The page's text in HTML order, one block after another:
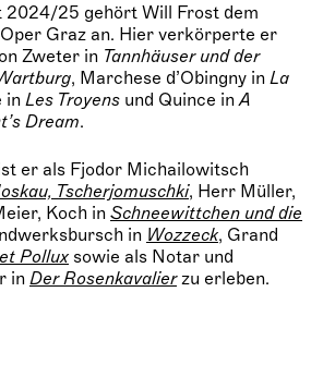
2024/25 gehört Will Frost dem
Graz an. Hier verkörperte er
Zweter in Tannhäuser und der
, Marchese d’Obingny in La
in Les Troyens und Quince inA
Dream.
er als Fjodor Michailowitsch
Tscherjomuschki, Herr Müller,
Koch in Schneewittchen und die
in Wozzeck, Grand
Polluxsowie als Notar und
in Der Rosenkavalierzu erleben.